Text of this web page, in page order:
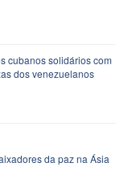
cubanos solidários com
dos venezuelanos
da paz na Ásia